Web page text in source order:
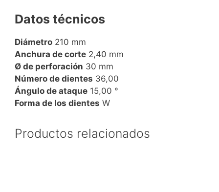
Datos técnicos
Diámetro 210 mm
Anchura de corte 2,40 mm
Ø de perforación 30 mm
Número de dientes 36,00
Ángulo de ataque 15,00 °
Forma de los dientes W
Productos relacionados